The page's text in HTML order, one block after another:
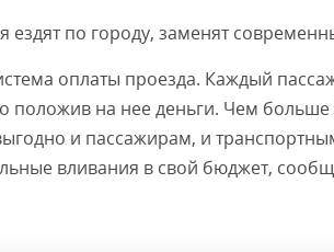
ездят по городу, заменят
оплаты проезда. Каждый
положив на нее деньги. Чем больше
и пассажирам, и
вливания в свой бюджет,